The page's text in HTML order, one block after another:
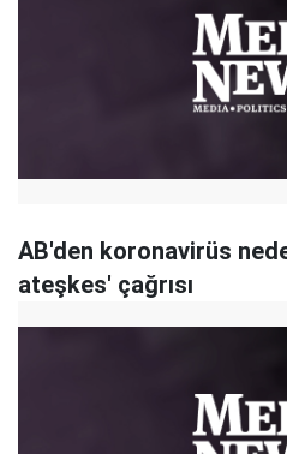
AB'den koronavirüs
ateşkes' çağrısı